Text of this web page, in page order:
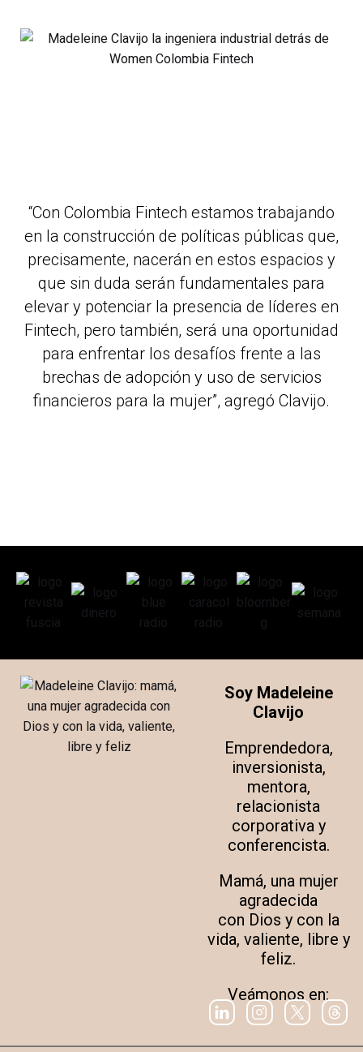
“Con Colombia Fintech estamos trabajando
en la construcción de políticas públicas que,
precisamente, nacerán en estos espacios y
que sin duda serán fundamentales para
elevar y potenciar la presencia de líderes en
Fintech, pero también, será una oportunidad
para enfrentar los desafíos frente a las
brechas de adopción y uso de servicios
financieros para la mujer”, agregó Clavijo.
Soy Madeleine
Clavijo
Emprendedora,
inversionista,
mentora,
relacionista
corporativa y
conferencista.
Mamá, una mujer
agradecida
con Dios y con la
vida, valiente, libre y
feliz.
Veámonos en: